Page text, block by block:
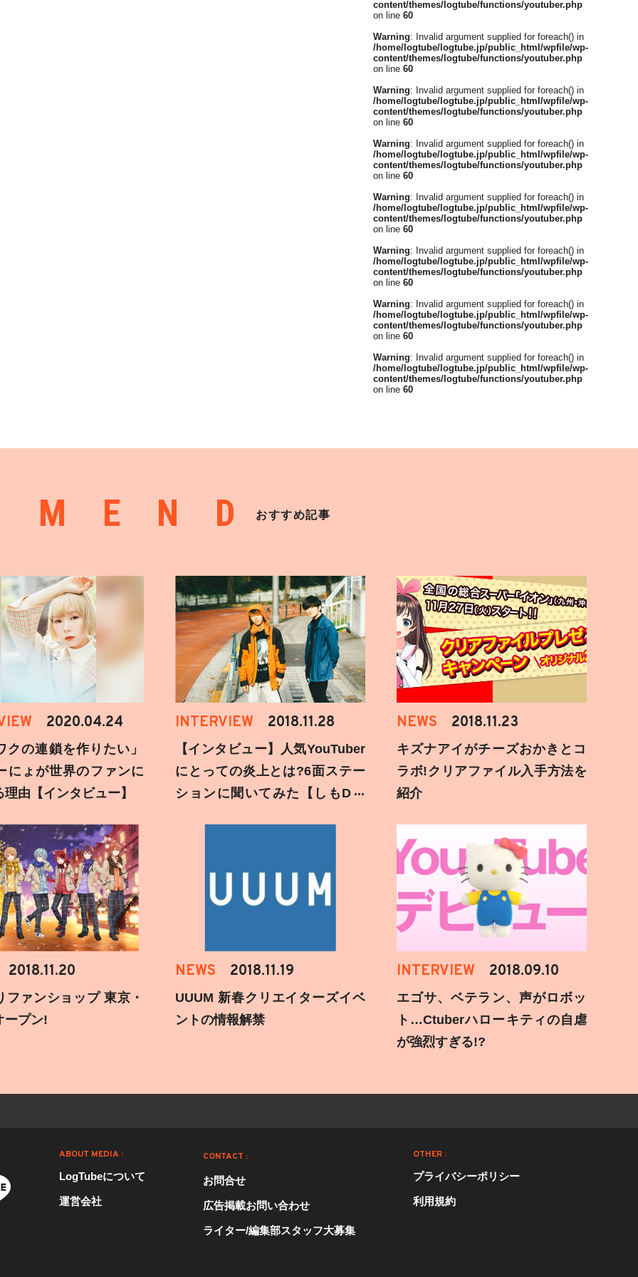
content/themes/logtube/functions/youtuber.php
on line 60
Warning: Invalid argument supplied for foreach() in
/home/logtube/logtube.jp/public_html/wpfile/wp-
content/themes/logtube/functions/youtuber.php
on line 60
Warning: Invalid argument supplied for foreach() in
/home/logtube/logtube.jp/public_html/wpfile/wp-
content/themes/logtube/functions/youtuber.php
on line 60
Warning: Invalid argument supplied for foreach() in
/home/logtube/logtube.jp/public_html/wpfile/wp-
content/themes/logtube/functions/youtuber.php
on line 60
Warning: Invalid argument supplied for foreach() in
/home/logtube/logtube.jp/public_html/wpfile/wp-
content/themes/logtube/functions/youtuber.php
on line 60
Warning: Invalid argument supplied for foreach() in
/home/logtube/logtube.jp/public_html/wpfile/wp-
content/themes/logtube/functions/youtuber.php
on line 60
Warning: Invalid argument supplied for foreach() in
/home/logtube/logtube.jp/public_html/wpfile/wp-
content/themes/logtube/functions/youtuber.php
on line 60
Warning: Invalid argument supplied for foreach() in
/home/logtube/logtube.jp/public_html/wpfile/wp-
content/themes/logtube/functions/youtuber.php
on line 60
おすすめ記事
2020.04.24
クの連鎖を作りたい」
にょが世界のファンに
由【インタビュー】
INTERVIEW 2018.11.28
【インタビュー】人気YouTuber
にとっての炎上とは?6面ステー
ションに聞いてみた【しもD遅
NEWS 2018.11.23
キズナアイがチーズおかきとコ
ラボ!クリアファイル入手方法を
紹介
2018.11.20
ファンショップ 東京・
ープン!
NEWS 2018.11.19
UUUM 新春クリエイターズイベ
ントの情報解禁
INTERVIEW 2018.09.10
エゴサ、ベテラン、声がロボッ
ト…Ctuberハローキティの自虐
が強烈すぎる!?
ABOUT MEDIA :
LogTubeについて
運営会社
CONTACT :
お問合せ
広告掲載お問い合わせ
ライター/編集部スタッフ大募集
OTHER :
プライバシーポリシー
利用規約